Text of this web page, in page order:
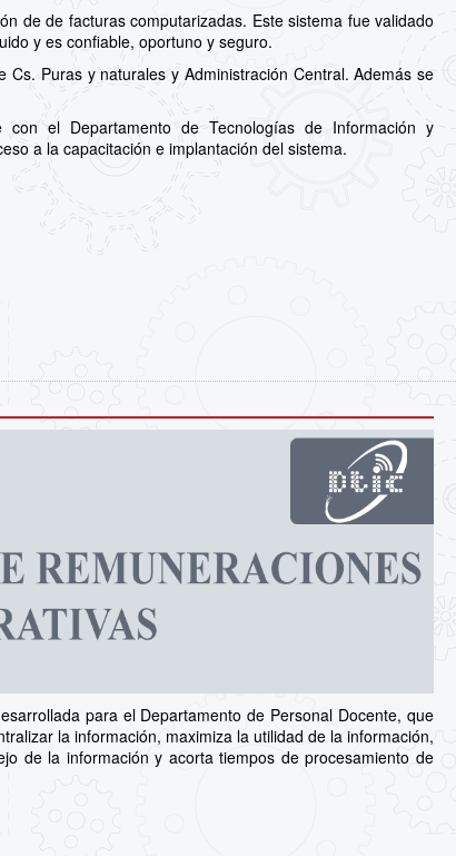
de de facturas computarizadas. Este sistema fue validado
y es confiable, oportuno y seguro.
Puras y naturales y Administración Central. Además se
el Departamento de Tecnologías de Información y
a la capacitación e implantación del sistema.
para el Departamento de Personal Docente, que
la información, maximiza la utilidad de la información,
de la información y acorta tiempos de procesamiento de